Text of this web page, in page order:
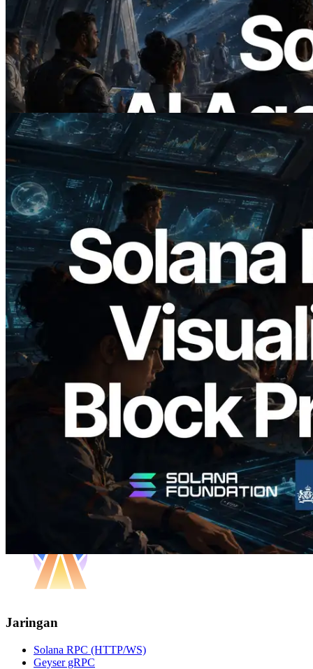
ERPC Meluncurkan Solana RPC
Berbasis x402 — Era AI Agent
Membayar API yang Dibutuhkan Secara
On Demand
Baca artikel ini
2026.05.24
Validators Solutions Meluncurkan Solana
Block Analyzer — Memvisualisasikan
Waktu Produksi Blok per Slot dan
Validator yang Ditugaskan
Jaringan
Solana RPC (HTTP/WS)
Geyser gRPC